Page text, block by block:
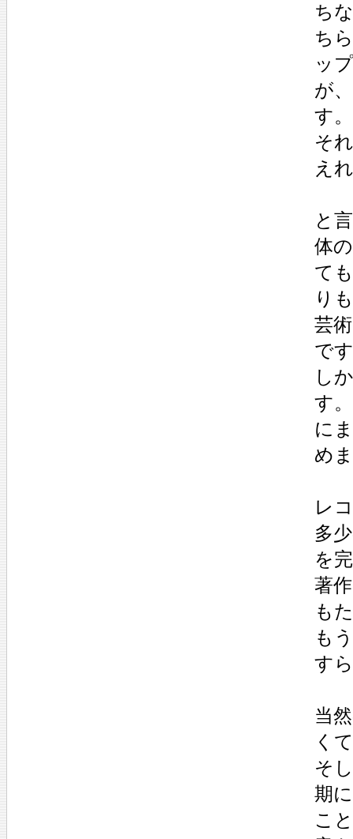
ち
ち
ッ
が
す。
そ
え
と
体
て
り
芸
で
し
す
に
め
レ
多
を
著
も
も
す
当
く
そ
期
こ